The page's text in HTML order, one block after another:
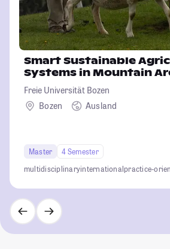
Smart Sustainable
Systems in Mountain
Freie Universität Bozen
Bozen
Ausland
Master
4 Semester
multidisciplinaryinternationalpractice-